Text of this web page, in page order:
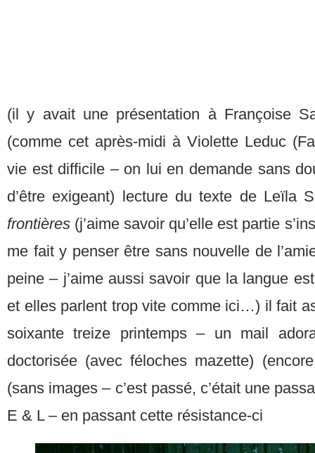
(il y avait une présentation à Françoise
(comme cet après-midi à Violette Leduc
vie est difficile – on lui en demande sans
d’être exigeant) lecture du texte de Leïla
frontières (j’aime savoir qu’elle est partie
me fait y penser être sans nouvelle de
peine – j’aime aussi savoir que la langue
et elles parlent trop vite comme ici…) il fait
soixante treize printemps – un mail
doctorisée (avec féloches mazette)
(sans images – c’est passé, c’était une
E & L – en passant cette résistance-ci